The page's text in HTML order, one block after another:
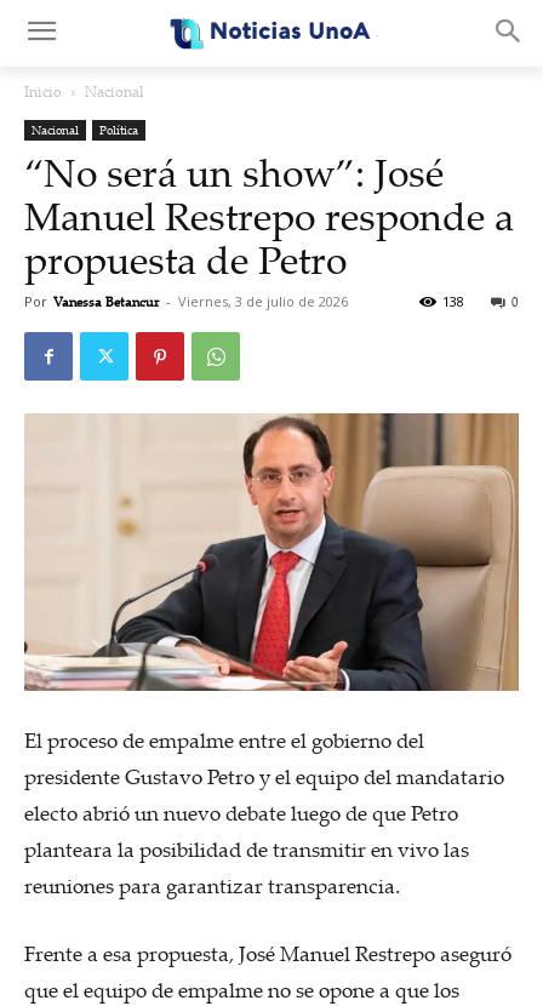
Inicio Nacional
Nacional Política
“No será un show”: José
Manuel Restrepo responde a
propuesta de Petro
Por Vanessa Betancur - Viernes, 3 de julio de 2026 0
138
El proceso de empalme entre el gobierno del
presidente Gustavo Petro y el equipo del mandatario
electo abrió un nuevo debate luego de que Petro
planteara la posibilidad de transmitir en vivo las
reuniones para garantizar transparencia.
Frente a esa propuesta, José Manuel Restrepo aseguró
que el equipo de empalme no se opone a que los